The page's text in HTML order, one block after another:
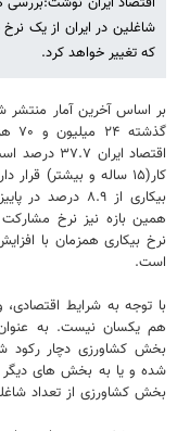
شاغلین در ایران از یک
که تغییر خواهد کرد.
بر اساس آخرین آمار منتشر
اقتصاد
کار(۱۵ ساله و بیشتر)
همین بازه نیز نرخ
نرخ بیکاری همزمان با
است.
با توجه به شرایط
هم یکسان نیست. به
بخش کشاورزی دچار رکود
شده و یا به بخش های
بخش کشاورزی از تعداد